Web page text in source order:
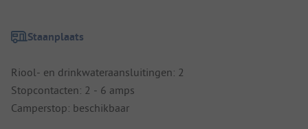
Staanplaats
Riool- en drinkwateraansluitingen: 2
Stopcontacten: 2 - 6 amps
Camperstop: beschikbaar